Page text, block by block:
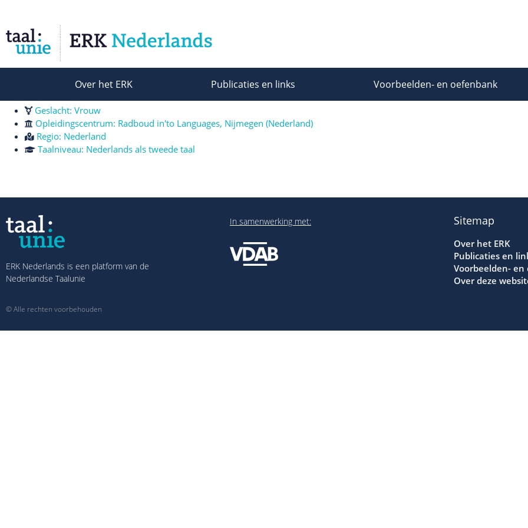
Over het ERK Publicaties en links Voorbeelden- en oefenbank
Geslacht: Vrouw
Opleidingscentrum: Radboud in'to Languages, Nijmegen (Nederland)
Regio: Nederland
Taalniveau: Nederlands als tweede taal
ERK Nederlands is een platform van de
Nederlandse Taalunie
© Alle rechten voorbehouden
In samenwerking met: Sitemap
Over het ERK
Publicaties en
Voorbeelden-
Over deze